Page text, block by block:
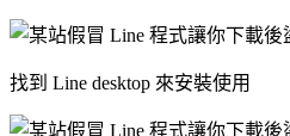
找到 Line desktop 來安裝使用